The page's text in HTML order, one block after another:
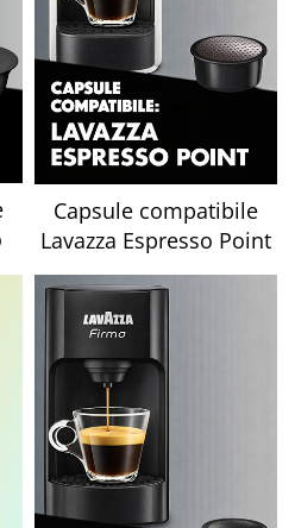
Capsule compatibile
Lavazza Espresso Point